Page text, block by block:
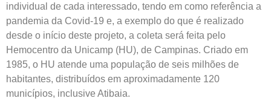
individual de cada interessado, tendo em como referência a
pandemia da Covid-19 e, a exemplo do que é realizado
desde o início deste projeto, a coleta será feita pelo
Hemocentro da Unicamp (HU), de Campinas. Criado em
1985, o HU atende uma população de seis milhões de
habitantes, distribuídos em aproximadamente 120
municípios, inclusive Atibaia.